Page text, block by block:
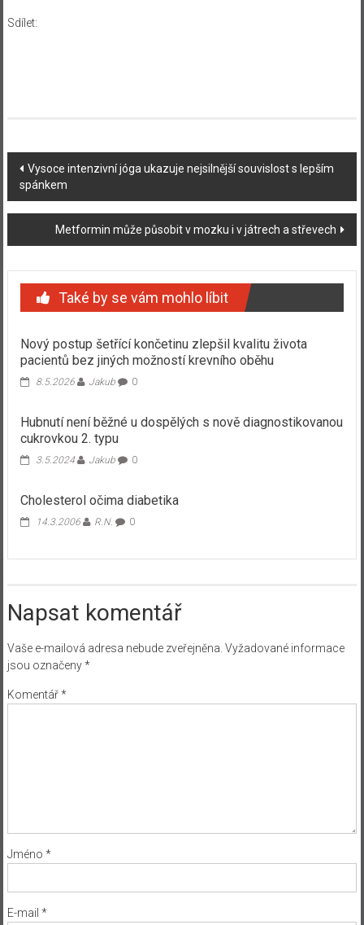
Sdílet:
Navigace
příspěvku
Vysoce intenzivní jóga ukazuje nejsilnější souvislost s lepším
spánkem
Metformin může působit v mozku i v játrech a střevech
Také by se vám mohlo líbit
Nový postup šetřící končetinu zlepšil kvalitu života
pacientů bez jiných možností krevního oběhu
8.5.2026 Jakub 0
Hubnutí není běžné u dospělých s nově diagnostikovanou
cukrovkou 2. typu
3.5.2024 Jakub 0
Cholesterol očima diabetika
14.3.2006 R.N. 0
Napsat komentář
Vaše e-mailová adresa nebude zveřejněna. Vyžadované informace
jsou označeny*
Komentář*
Jméno *
E-mail *